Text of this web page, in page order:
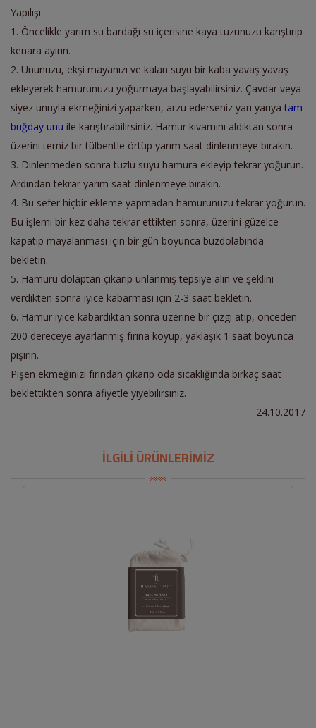
Yapılışı:
1. Öncelikle yarım su bardağı su içerisine kaya tuzunuzu karıştırıp
kenara ayırın.
2. Ununuzu, ekşi mayanızı ve kalan suyu bir kaba yavaş yavaş
ekleyerek hamurunuzu yoğurmaya başlayabilirsiniz. Çavdar veya
siyez unuyla ekmeğinizi yaparken, arzu ederseniz yarı yarıya tam
buğday unu ile karıştırabilirsiniz. Hamur kıvamını aldıktan sonra
üzerini temiz bir tülbentle örtüp yarım saat dinlenmeye bırakın.
3. Dinlenmeden sonra tuzlu suyu hamura ekleyip tekrar yoğurun.
Ardından tekrar yarım saat dinlenmeye bırakın.
4. Bu sefer hiçbir ekleme yapmadan hamurunuzu tekrar yoğurun.
Bu işlemi bir kez daha tekrar ettikten sonra, üzerini güzelce
kapatıp mayalanması için bir gün boyunca buzdolabında
bekletin.
5. Hamuru dolaptan çıkarıp unlanmış tepsiye alın ve şeklini
verdikten sonra iyice kabarması için 2-3 saat bekletin.
6. Hamur iyice kabardıktan sonra üzerine bir çizgi atıp, önceden
200 dereceye ayarlanmış fırına koyup, yaklaşık 1 saat boyunca
pişirin.
Pişen ekmeğinizi fırından çıkarıp oda sıcaklığında birkaç saat
beklettikten sonra afiyetle yiyebilirsiniz.
24.10.2017
İLGİLİ ÜRÜNLERİMİZ